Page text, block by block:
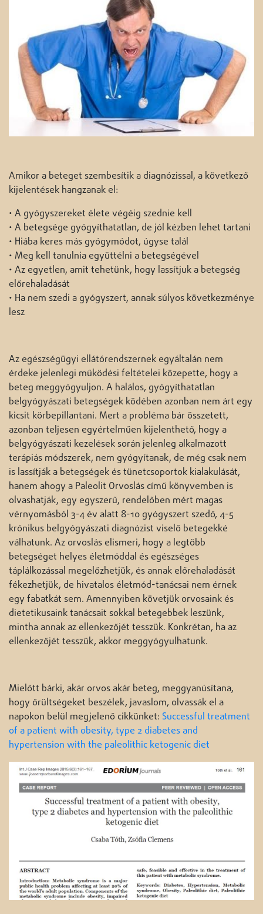
Amikor a beteget szembesítik a diagnózissal, a következő
kijelentések hangzanak el:
• A gyógyszereket élete végéig szednie kell
• A betegsége gyógyíthatatlan, de jól kézben lehet tartani
• Hiába keres más gyógymódot, úgyse talál
• Meg kell tanulnia együttélni a betegségével
• Az egyetlen, amit tehetünk, hogy lassítjuk a betegség
előrehaladását
• Ha nem szedi a gyógyszert, annak súlyos következménye
lesz
Az egészségügyi ellátórendszernek egyáltalán nem
érdeke jelenlegi működési feltételei közepette, hogy a
beteg meggyógyuljon. A halálos, gyógyíthatatlan
belgyógyászati betegségek ködében azonban nem árt egy
kicsit körbepillantani. Mert a probléma bár összetett,
azonban teljesen egyértelműen kijelenthető, hogy a
belgyógyászati kezelések során jelenleg alkalmazott
terápiás módszerek, nem gyógyítanak, de még csak nem
is lassítják a betegségek és tünetcsoportok kialakulását,
hanem ahogy a Paleolit Orvoslás című könyvemben is
olvashatják, egy egyszerű, rendelőben mért magas
vérnyomásból 3-4 év alatt 8-10 gyógyszert szedő, 4-5
krónikus belgyógyászati diagnózist viselő betegekké
válhatunk. Az orvoslás elismeri, hogy a legtöbb
betegséget helyes életmóddal és egészséges
táplálkozással megelőzhetjük, és annak előrehaladását
fékezhetjük, de hivatalos életmód-tanácsai nem érnek
egy fabatkát sem. Amennyiben követjük orvosaink és
dietetikusaink tanácsait sokkal betegebbek leszünk,
mintha annak az ellenkezőjét tesszük. Konkrétan, ha az
ellenkezőjét tesszük, akkor meggyógyulhatunk.
Mielőtt bárki, akár orvos akár beteg, meggyanúsítana,
hogy őrültségeket beszélek, javaslom, olvassák el a
napokon belül megjelenő cikkünket: Successful treatment
of a patient with obesity, type 2 diabetes and
hypertension with the paleolithic ketogenic diet